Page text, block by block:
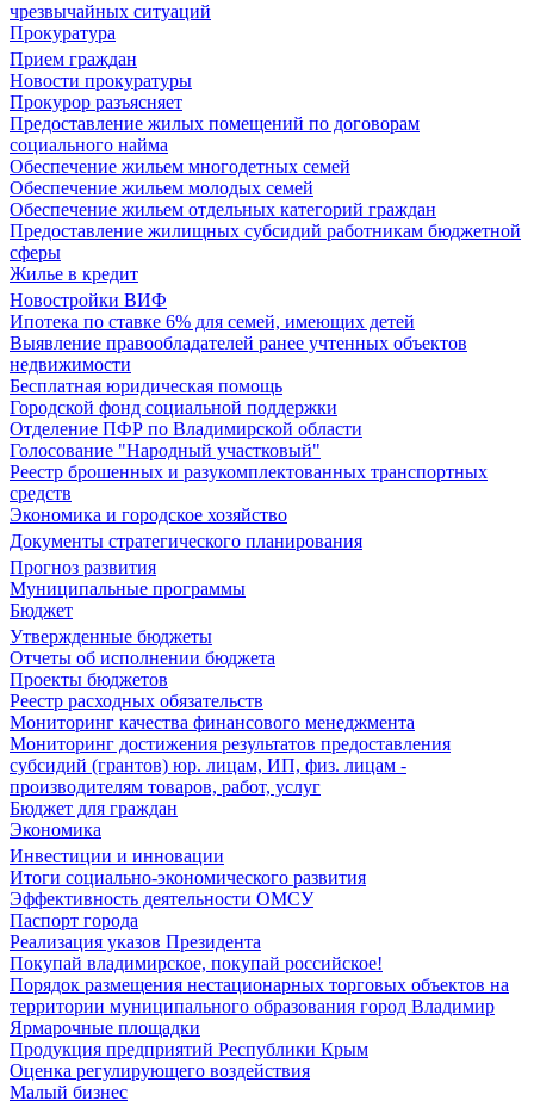
чрезвычайных ситуаций
Прокуратура
Прием граждан
Новости прокуратуры
Прокурор разъясняет
Предоставление жилых помещений по договорам
социального найма
Обеспечение жильем многодетных семей
Обеспечение жильем молодых семей
Обеспечение жильем отдельных категорий граждан
Предоставление жилищных субсидий работникам бюджетной
сферы
Жилье в кредит
Новостройки ВИФ
Ипотека по ставке 6% для семей, имеющих детей
Выявление правообладателей ранее учтенных объектов
недвижимости
Бесплатная юридическая помощь
Городской фонд социальной поддержки
Отделение ПФР по Владимирской области
Голосование "Народный участковый"
Реестр брошенных и разукомплектованных транспортных
средств
Экономика и городское хозяйство
Документы стратегического планирования
Прогноз развития
Муниципальные программы
Бюджет
Утвержденные бюджеты
Отчеты об исполнении бюджета
Проекты бюджетов
Реестр расходных обязательств
Мониторинг качества финансового менеджмента
Мониторинг достижения результатов предоставления
субсидий (грантов) юр. лицам, ИП, физ. лицам -
производителям товаров, работ, услуг
Бюджет для граждан
Экономика
Инвестиции и инновации
Итоги социально-экономического развития
Эффективность деятельности ОМСУ
Паспорт города
Реализация указов Президента
Покупай владимирское, покупай российское!
Порядок размещения нестационарных торговых объектов на
территории муниципального образования город Владимир
Ярмарочные площадки
Продукция предприятий Республики Крым
Оценка регулирующего воздействия
Малый бизнес